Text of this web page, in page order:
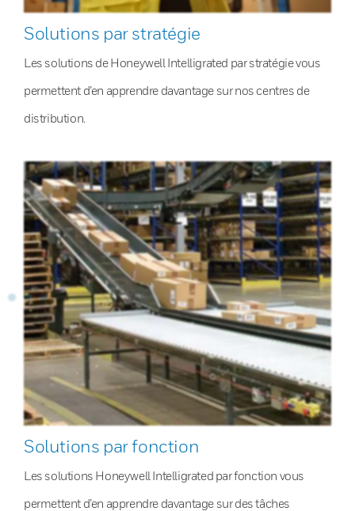
Solutions par stratégie
Les solutions de Honeywell Intelligrated par stratégie vous
permettent d’en apprendre davantage sur nos centres de
distribution.
Solutions par fonction
Les solutions Honeywell Intelligrated par fonction vous
permettent d’en apprendre davantage sur des tâches